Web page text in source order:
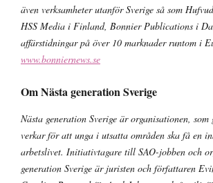
även verksamheter utanför Sverige så som
HSS Media i Finland, Bonnier Publications i
affärstidningar på över 10 marknader runtom i
www.bonniernews.se
Om Nästa generation Sverige
Nästa generation Sverige är organisationen, som
verkar för att unga i utsatta områden ska få en
arbetslivet. Initiativtagare till SAO-jobben och
generation Sverige är juristen och författaren